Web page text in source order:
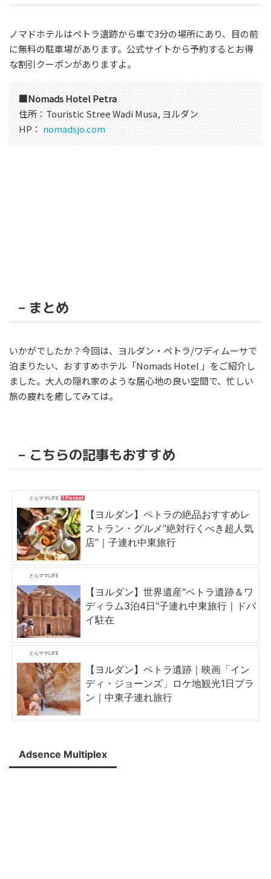
ノマドホテルはペトラ遺跡から車で3分の場所にあり、目の前
に無料の駐車場があります。公式サイトから予約するとお得
な割引クーポンがありますよ。
■Nomads Hotel Petra
住所：Touristic Stree Wadi Musa, ヨルダン
HP：nomadsjo.com
– まとめ
いかがでしたか？今回は、ヨルダン・ペトラ/ワディムーサで
泊まりたい、おすすめホテル「Nomads Hotel 」をご紹介し
ました。大人の隠れ家のような居心地の良い空間で、忙しい
旅の疲れを癒してみては。
– こちらの記事もおすすめ
とらママLIFE 1 Pocket
【ヨルダン】ペトラの絶品おすすめレ
ストラン・グルメ”絶対行くべき超人気
店”｜子連れ中東旅行
とらママLIFE
【ヨルダン】世界遺産"ペトラ遺跡＆ワ
ディラム3泊4日"子連れ中東旅行｜ドバ
イ駐在
とらママLIFE
【ヨルダン】ペトラ遺跡｜映画「イン
ディ・ジョーンズ」ロケ地観光1日プラ
ン｜中東子連れ旅行
Adsence Multiplex